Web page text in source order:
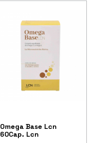
Omega Base Lcn
60Cap. Lcn